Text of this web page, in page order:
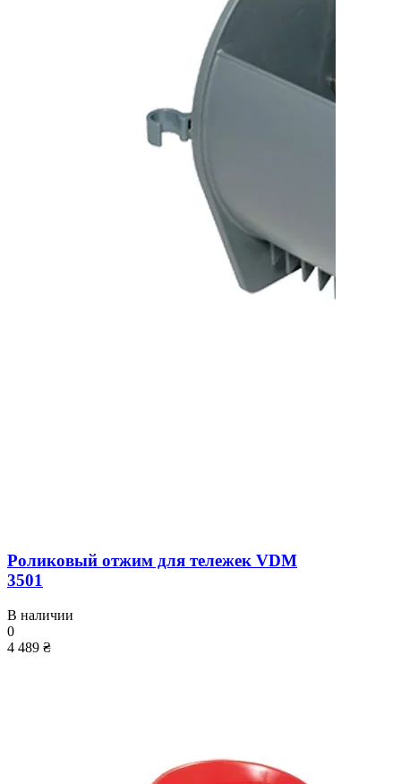
Роликовый отжим для тележек VDM
3501
В наличии
0
4 489 ₴